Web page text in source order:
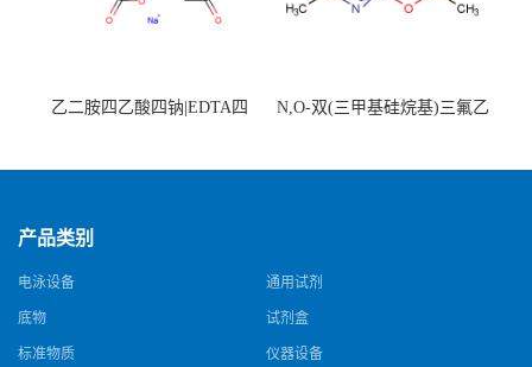
乙二胺四乙酸四钠|EDTA四
N,O-双(三甲基硅烷基)三氟乙
产品类别
电泳设备 通用试剂
底物 试剂盒
标准物质 仪器设备